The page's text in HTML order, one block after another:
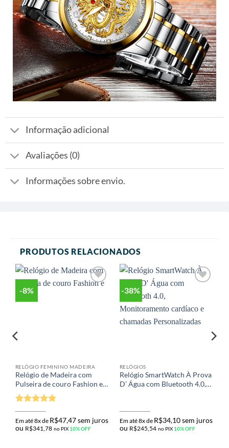
Informação adicional
Avaliações (0)
Informações sobre envio.
PRODUTOS RELACIONADOS
-8%
RELÓGIO FEMININO MADEIRA
Relógio de Madeira com
Pulseira de couro Fashion e
Casual
Avaliação
de 5
R$413,94
Em até 8x de R$47,47sem juros
ou R$341,78 no PIX 10% OFF
-38%
RELÓGIOS
Relógio SmartWatch À Prova
D’ Água com Bluetooth 4.0,
R$443,33
Em até 8x de R$34,10sem juros
ou R$245,54 no PIX 10% OFF